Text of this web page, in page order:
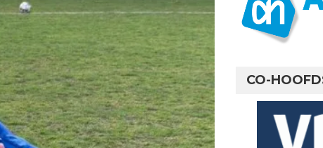
CO-